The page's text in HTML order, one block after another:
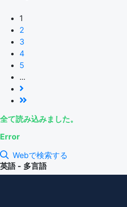
1
2
3
4
5
...
全て読み込みました。
Error
Webで検索する
英語 - 多言語